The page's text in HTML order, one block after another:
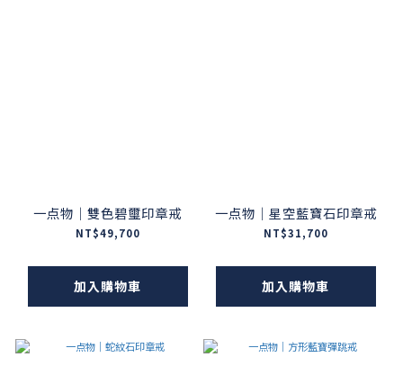
一点物｜雙色碧璽印章戒
NT$49,700
加入購物車
一点物｜星空藍寶石印章戒
NT$31,700
加入購物車